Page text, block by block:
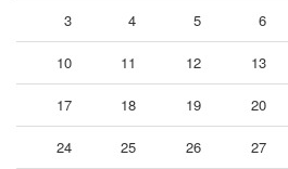
3 4 5 6
10 11 12 13
17 18 19 20
24 25 26 27